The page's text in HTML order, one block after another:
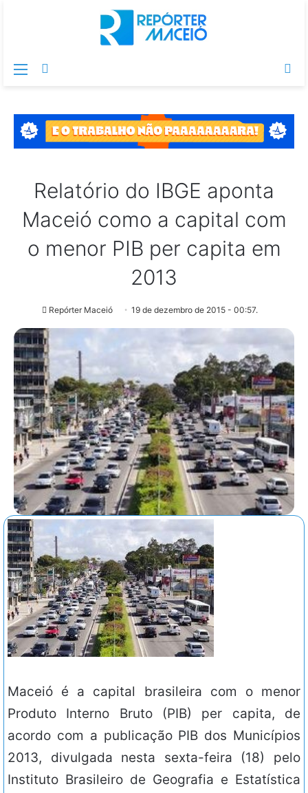
Menu
Relatório do IBGE aponta
Maceió como a capital com
o menor PIB per capita em
2013
Repórter Maceió 19 de dezembro de 2015 - 00:57.
Maceió é a capital brasileira com o menor
Produto Interno Bruto (PIB) per capita, de
acordo com a publicação PIB dos Municípios
2013, divulgada nesta sexta-feira (18) pelo
Instituto Brasileiro de Geografia e Estatística